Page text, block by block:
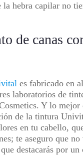
hebra capilar no
de canas
es fabricado en
laboratorios de
Y lo mejor
de la tintura
en tu cabello,
te aseguro que no
destacarás por un